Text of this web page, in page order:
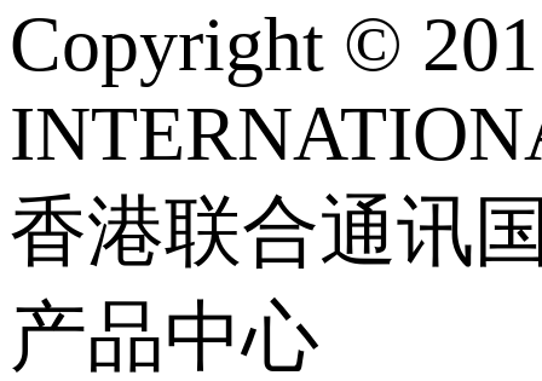
Copyright ©
香港联合通讯
产品中心